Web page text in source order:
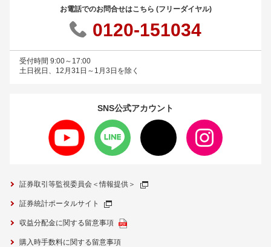
お電話でのお問合せはこちら (フリーダイヤル)
0120-151034
受付時間 9:00～17:00
土日祝日、12月31日～1月3日を除く
SNS公式アカウント
証券取引等監視委員会＜情報提供＞
証券統計ポータルサイト
収益分配金に関する留意事項
購入時手数料に関する留意事項